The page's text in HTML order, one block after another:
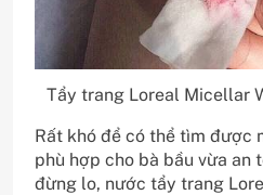
Tẩy trang Loreal Micellar
Rất khó để có thể tìm được
phù hợp cho bà bầu vừa an
đừng lo, nước tẩy trang